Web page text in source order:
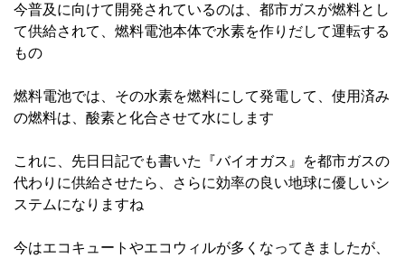
今普及に向けて開発されているのは、都市ガスが燃料とし
て供給されて、燃料電池本体で水素を作りだして運転する
もの
燃料電池では、その水素を燃料にして発電して、使用済み
の燃料は、酸素と化合させて水にします
これに、先日日記でも書いた『バイオガス』を都市ガスの
代わりに供給させたら、さらに効率の良い地球に優しいシ
ステムになりますね
今はエコキュートやエコウィルが多くなってきましたが、